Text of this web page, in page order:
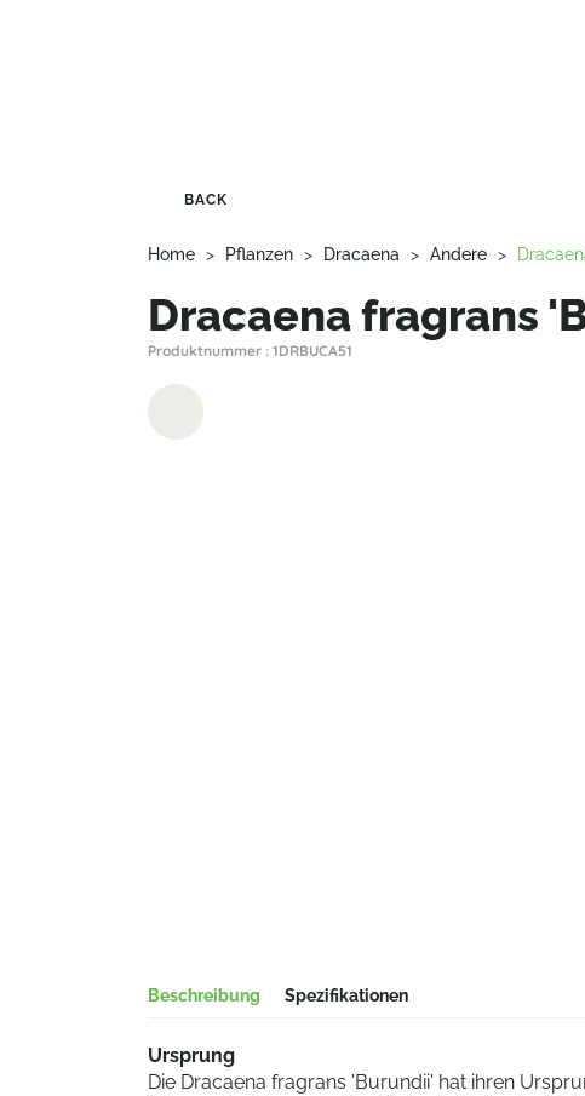
BACK
Home > Pflanzen > Dracaena > Andere >
Dracaena fragrans
Produktnummer : 1DRBUCA51
Beschreibung Spezifikationen
Ursprung
Die Dracaena fragrans 'Burundii' hat ihren